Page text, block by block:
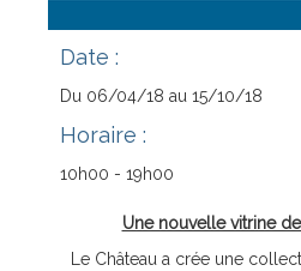
Date :
Du 06/04/18 au 15/10/18
Horaire :
10h00 - 19h00
Une nouvelle vitrine
Le Château a crée une